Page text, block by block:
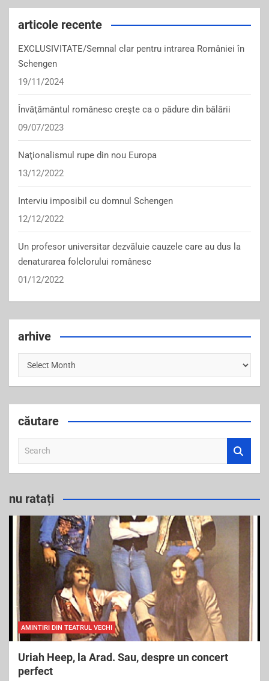
articole recente
EXCLUSIVITATE/Semnal clar pentru intrarea României în
Schengen
19/11/2024
Învăţământul românesc creşte ca o pădure din bălării
09/07/2023
Naţionalismul rupe din nou Europa
13/12/2022
Interviu imposibil cu domnul Schengen
12/12/2022
Un profesor universitar dezvăluie cauzele care au dus la
denaturarea folclorului românesc
01/12/2022
arhive
arhive
căutare
a
c
nu ratați
AMINTIRI DIN TEATRUL VECHI
Uriah Heep, la Arad. Sau, despre un concert
perfect